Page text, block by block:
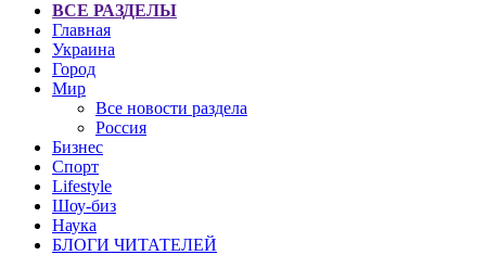
ВСЕ РАЗДЕЛЫ
Главная
Украина
Город
Мир
Все новости раздела
Россия
Бизнес
Спорт
Lifestyle
Шоу-биз
Наука
БЛОГИ ЧИТАТЕЛЕЙ